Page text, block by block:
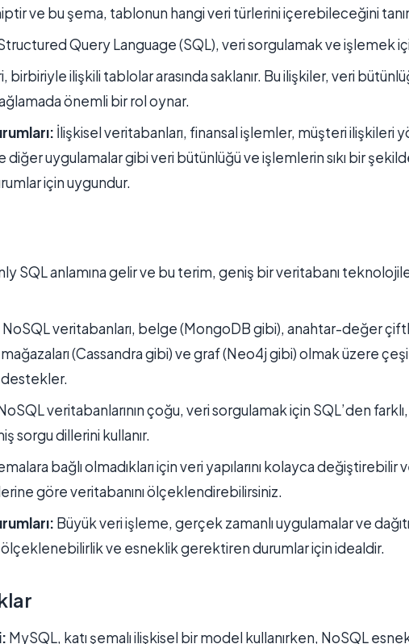
ve bu şema, tablonun hangi veri türlerini içerebileceğini
Query Language (SQL), veri sorgulamak ve işlemek
birbiriyle ilişkili tablolar arasında saklanır. Bu ilişkiler, veri
sağlamada önemli bir rol oynar.
İlişkisel veritabanları, finansal işlemler, müşteri ilişkileri
diğer uygulamalar gibi veri bütünlüğü ve işlemlerin sıkı bir
için uygundur.
SQL anlamına gelir ve bu terim, geniş bir veritabanı
NoSQL veritabanları, belge (MongoDB gibi), anahtar-değer
(Cassandra gibi) ve graf (Neo4j gibi) olmak üzere
veritabanlarının çoğu, veri sorgulamak için SQL’den
sorgu dillerini kullanır.
bağlı olmadıkları için veri yapılarını kolayca değiştirebilir
göre veritabanını ölçeklendirebilirsiniz.
Büyük veri işleme, gerçek zamanlı uygulamalar ve
ve esneklik gerektiren durumlar için idealdir.
MySQL, katı şemalı ilişkisel bir model kullanırken, NoSQL